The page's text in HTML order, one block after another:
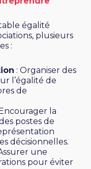
égalité
plusieurs
:
: Organiser des
l’égalité de
de
la
postes de
décisionnelles.
une
pour éviter